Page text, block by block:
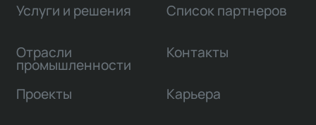
Услуги и решения
Отрасли
промышленности
Проекты
Список партнеров
Контакты
Карьера